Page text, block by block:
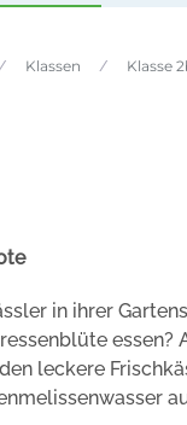
Klassen Klasse
in ihrer
leckere